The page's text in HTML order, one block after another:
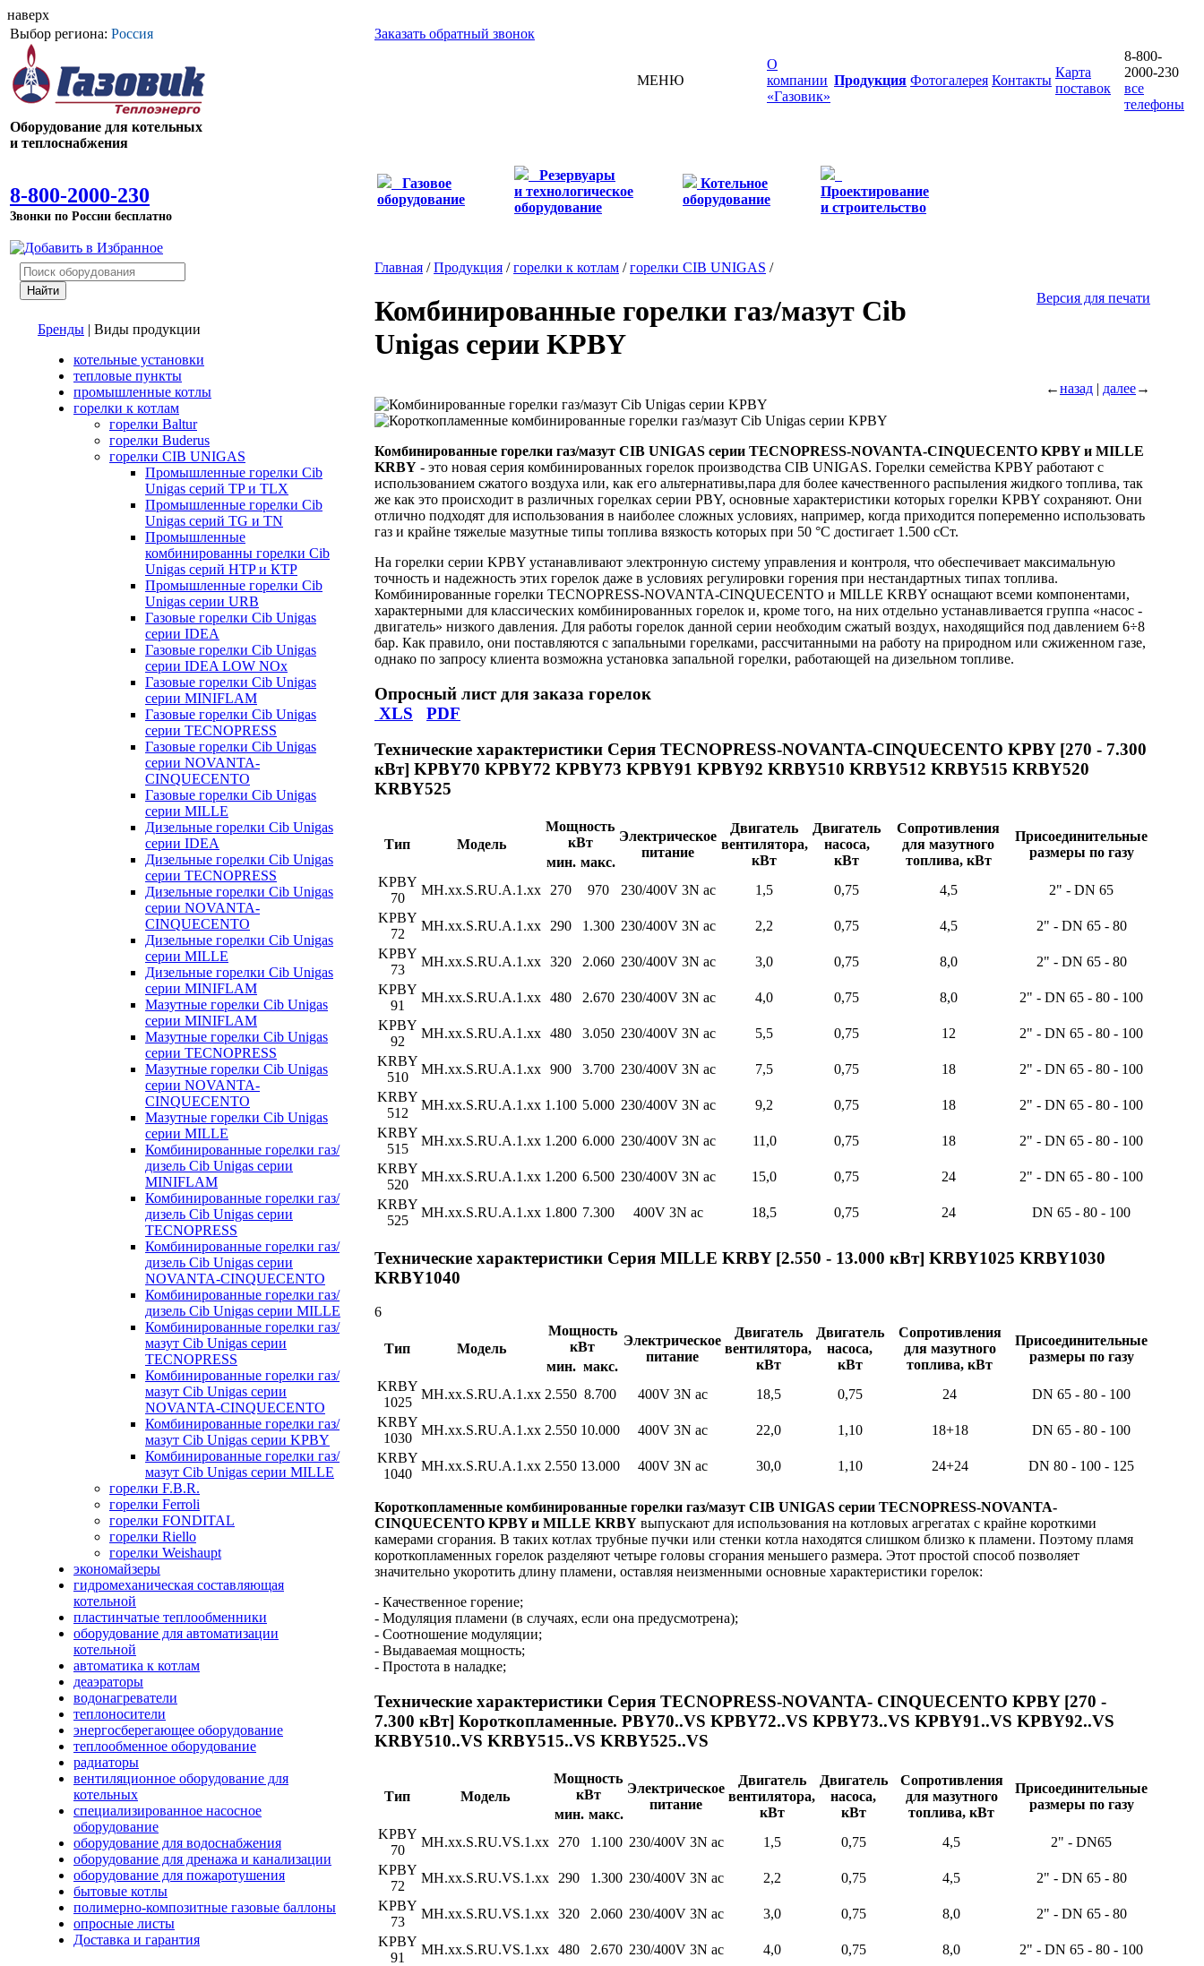
наверх
Выбор региона: Россия
Оборудование для котельных
и теплоснабжения
8-800-2000-230
Звонки по России бесплатно
Заказать обратный звонок
МЕНЮ
О
компании
«Газовик»
Продукция Фотогалерея Контакты
Карта
поставок
8-800-
2000-230
все
телефоны
Газовое
оборудование
Резервуары
и технологическое
оборудование
Котельное
оборудование
Проектирование
и строительство
Бренды | Виды продукции
котельные установки
тепловые пункты
промышленные котлы
горелки к котлам
горелки Baltur
горелки Buderus
горелки CIB UNIGAS
Промышленные горелки Cib
Unigas серий TP и TLX
Промышленные горелки Cib
Unigas серий TG и TN
Промышленные
комбинированны горелки Cib
Unigas серий HTP и КTP
Промышленные горелки Cib
Unigas серии URB
Газовые горелки Cib Unigas
серии IDEA
Газовые горелки Cib Unigas
серии IDEA LOW NOx
Газовые горелки Cib Unigas
серии MINIFLAM
Газовые горелки Cib Unigas
серии TECNOPRESS
Газовые горелки Cib Unigas
серии NOVANTA-
CINQUECENTO
Газовые горелки Cib Unigas
серии MILLE
Дизельные горелки Cib Unigas
серии IDEA
Дизельные горелки Cib Unigas
серии TECNOPRESS
Дизельные горелки Cib Unigas
серии NOVANTA-
CINQUECENTO
Дизельные горелки Cib Unigas
серии MILLE
Дизельные горелки Cib Unigas
серии MINIFLAM
Мазутные горелки Cib Unigas
серии MINIFLAM
Мазутные горелки Cib Unigas
серии TECNOPRESS
Мазутные горелки Cib Unigas
серии NOVANTA-
CINQUECENTO
Мазутные горелки Cib Unigas
серии MILLE
Комбинированные горелки газ/
дизель Cib Unigas серии
MINIFLAM
Комбинированные горелки газ/
дизель Cib Unigas серии
TECNOPRESS
Комбинированные горелки газ/
дизель Cib Unigas серии
NOVANTA-CINQUECENTO
Комбинированные горелки газ/
дизель Cib Unigas серии MILLE
Комбинированные горелки газ/
мазут Cib Unigas серии
TECNOPRESS
Комбинированные горелки газ/
мазут Cib Unigas серии
NOVANTA-CINQUECENTO
Комбинированные горелки газ/
мазут Cib Unigas серии KPBY
Комбинированные горелки газ/
мазут Cib Unigas серии MILLE
горелки F.B.R.
горелки Ferroli
горелки FONDITAL
горелки Riello
горелки Weishaupt
экономайзеры
гидромеханическая составляющая
котельной
пластинчатые теплообменники
оборудование для автоматизации
котельной
автоматика к котлам
деаэраторы
водонагреватели
теплоносители
энергосберегающее оборудование
теплообменное оборудование
радиаторы
вентиляционное оборудование для
котельных
специализированное насосное
оборудование
оборудование для водоснабжения
оборудование для дренажа и канализации
оборудование для пожаротушения
бытовые котлы
полимерно-композитные газовые баллоны
опросные листы
Доставка и гарантия
Главная /Продукция /горелки к котлам /горелки CIB UNIGAS /
Версия для печати
Комбинированные горелки газ/мазут Cib
Unigas серии KPBY
←назад | далее→
Комбинированные горелки газ/мазут CIB UNIGAS серии TECNOPRESS-NOVANTA-CINQUECENTO KPBY и MILLE
KRBY - это новая серия комбинированных горелок производства CIB UNIGAS. Горелки семейства KPBY работают с
использованием сжатого воздуха или, как его альтернативы,пара для более качественного распыления жидкого топлива, так
же как это происходит в различных горелках серии PBY, основные характеристики которых горелки KPBY сохраняют. Они
отлично подходят для использования в наиболее сложных условиях, например, когда приходится попеременно использовать
газ и крайне тяжелые мазутные типы топлива вязкость которых при 50 °C достигает 1.500 сСт.
На горелки серии KPBY устанавливают электронную систему управления и контроля, что обеспечивает максимальную
точность и надежность этих горелок даже в условиях регулировки горения при нестандартных типах топлива.
Комбинированные горелки TECNOPRESS-NOVANTA-CINQUECENTO и MILLE KRBY оснащают всеми компонентами,
характерными для классических комбинированных горелок и, кроме того, на них отдельно устанавливается группа «насос -
двигатель» низкого давления. Для работы горелок данной серии необходим сжатый воздух, находящийся под давлением 6÷8
бар. Как правило, они поставляются с запальными горелками, рассчитанными на работу на природном или сжиженном газе,
однако по запросу клиента возможна установка запальной горелки, работающей на дизельном топливе.
Опросный лист для заказа горелок
XLS
PDF
Технические характеристики Серия TECNOPRESS-NOVANTA-CINQUECENTO KPBY [270 - 7.300
кВт] KPBY70 KPBY72 KPBY73 KPBY91 KPBY92 KRBY510 KRBY512 KRBY515 KRBY520
KRBY525
Тип Модель
Мощность
кВт
Электрическое
питание
Двигатель
вентилятора,
кВт
Двигатель
насоса,
кВт
Сопротивления
для мазутного
топлива, кВт
Присоединительные
размеры по газу
мин. макс.
KPBY
70
MH.xx.S.RU.A.1.xx 270 970 230/400V 3N ac 1,5 0,75 4,5
2" - DN 65
KPBY
72
MH.xx.S.RU.A.1.xx 290 1.300 230/400V 3N ac 2,2 0,75 4,5
2" - DN 65 - 80
KPBY
73
MH.xx.S.RU.A.1.xx 320 2.060 230/400V 3N ac 3,0 0,75 8,0
2" - DN 65 - 80
KPBY
91
MH.xx.S.RU.A.1.xx 480 2.670 230/400V 3N ac 4,0 0,75 8,0
2" - DN 65 - 80 - 100
KPBY
92
MH.xx.S.RU.A.1.xx 480 3.050 230/400V 3N ac 5,5 0,75 12
2" - DN 65 - 80 - 100
KRBY
510
MH.xx.S.RU.A.1.xx 900 3.700 230/400V 3N ac 7,5 0,75 18
2" - DN 65 - 80 - 100
KRBY
512
MH.xx.S.RU.A.1.xx 1.100 5.000 230/400V 3N ac 9,2 0,75 18
2" - DN 65 - 80 - 100
KRBY
515
MH.xx.S.RU.A.1.xx 1.200 6.000 230/400V 3N ac 11,0 0,75 18
2" - DN 65 - 80 - 100
KRBY
520
MH.xx.S.RU.A.1.xx 1.200 6.500 230/400V 3N ac 15,0 0,75 24
2" - DN 65 - 80 - 100
KRBY
525
MH.xx.S.RU.A.1.xx 1.800 7.300 400V 3N ac 18,5 0,75 24 DN 65 - 80 - 100
Технические характеристики Серия MILLE KRBY [2.550 - 13.000 кВт] KRBY1025 KRBY1030
KRBY1040
6
Тип Модель
Мощность
кВт
Электрическое
питание
Двигатель
вентилятора,
кВт
Двигатель
насоса,
кВт
Сопротивления
для мазутного
топлива, кВт
Присоединительные
размеры по газу
мин. макс.
KRBY
1025
MH.xx.S.RU.A.1.xx 2.550 8.700 400V 3N ac 18,5 0,75 24
DN 65 - 80 - 100
KRBY
1030
MH.xx.S.RU.A.1.xx 2.550 10.000 400V 3N ac 22,0 1,10 18+18
DN 65 - 80 - 100
KRBY
1040
MH.xx.S.RU.A.1.xx 2.550 13.000 400V 3N ac 30,0 1,10 24+24 DN 80 - 100 - 125
Короткопламенные комбинированные горелки газ/мазут CIB UNIGAS серии TECNOPRESS-NOVANTA-
CINQUECENTO KPBY и MILLE KRBY выпускают для использования на котловых агрегатах с крайне короткими
камерами сгорания. В таких котлах трубные пучки или стенки котла находятся слишком близко к пламени. Поэтому пламя
короткопламенных горелок разделяют четыре головы сгорания меньшего размера. Этот простой способ позволяет
значительно укоротить длину пламени, оставляя неизменными основные характеристики горелок:
- Качественное горение;
- Модуляция пламени (в случаях, если она предусмотрена);
- Соотношение модуляции;
- Выдаваемая мощность;
- Простота в наладке;
Технические характеристики Серия TECNOPRESS-NOVANTA- CINQUECENTO KPBY [270 -
7.300 кВт] Короткопламенные. PBY70..VS KPBY72..VS KPBY73..VS KPBY91..VS KPBY92..VS
KRBY510..VS KRBY515..VS KRBY525..VS
Тип Модель
Мощность
кВт
Электрическое
питание
Двигатель
вентилятора,
кВт
Двигатель
насоса,
кВт
Сопротивления
для мазутного
топлива, кВт
Присоединительные
размеры по газу
мин. макс.
KPBY
70
MH.xx.S.RU.VS.1.xx 270 1.100 230/400V 3N ac 1,5 0,75 4,5
2" - DN65
KPBY
72
MH.xx.S.RU.VS.1.xx 290 1.300 230/400V 3N ac 2,2 0,75 4,5
2" - DN 65 - 80
KPBY
73
MH.xx.S.RU.VS.1.xx 320 2.060 230/400V 3N ac 3,0 0,75 8,0
2" - DN 65 - 80
KPBY
91
MH.xx.S.RU.VS.1.xx 480 2.670 230/400V 3N ac 4,0 0,75 8,0
2" - DN 65 - 80 - 100